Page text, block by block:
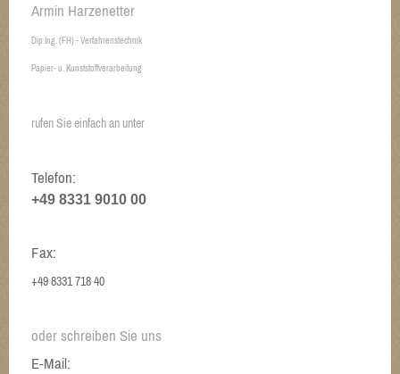
Armin Harzenetter
Dip.Ing. (FH) - Verfahrenstechnik
Papier- u. Kunststoffverarbeitung
rufen Sie einfach an unter
Telefon:
+49 8331 9010 00
Fax:
+49 8331 718 40
oder schreiben Sie uns
E-Mail: